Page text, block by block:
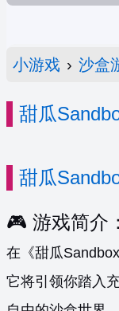
小游戏 › 沙盒
甜瓜
甜瓜
🎮 游戏简介：
在《甜瓜
它将引领你踏入